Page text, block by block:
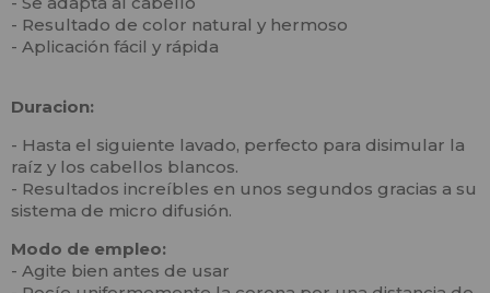
- Resultado de color natural y hermoso
- Aplicación fácil y rápida
Duracion:
- Hasta el siguiente lavado, perfecto para disimular la
raíz y los cabellos blancos.
- Resultados increíbles en unos segundos gracias a su
sistema de micro difusión.
Modo de empleo:
- Agite bien antes de usar